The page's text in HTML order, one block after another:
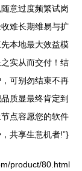
意过度频繁试岗
难长期维易与扩
本地最大效益模
实从而交付！结
可别勿结束不再
质显最终肯定到
点容愿您的软件
共享生意机者!”}
product/80.html